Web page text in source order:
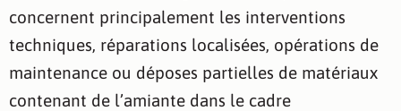
concernent principalement les interventions
techniques, réparations localisées, opérations de
maintenance ou déposes partielles de matériaux
contenant de l’amiante dans le cadre